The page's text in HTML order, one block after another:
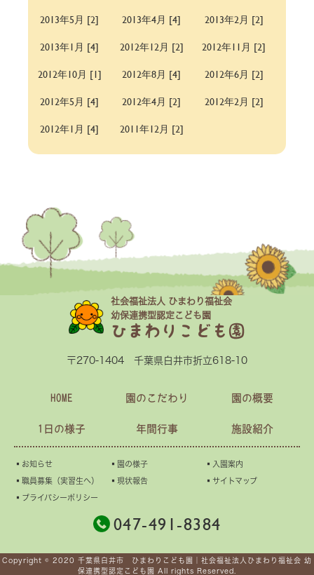
2013年5月 [2]
2013年4月 [4]
2013年2月 [2]
2013年1月 [4]
2012年12月 [2]
2012年11月 [2]
2012年10月 [1]
2012年8月 [4]
2012年6月 [2]
2012年5月 [4]
2012年4月 [2]
2012年2月 [2]
2012年1月 [4]
2011年12月 [2]
社会福祉法人 ひまわり福祉会
幼保連携型認定こども園
ひまわりこども園
〒270-1404 千葉県白井市折立618-10
HOME 園のこだわり 園の概要
1日の様子 年間行事 施設紹介
▪︎お知らせ ▪︎園の様子 ▪︎入園案内
▪︎職員募集（実習生へ） ▪︎現状報告 ▪︎サイトマップ
▪︎プライバシーポリシー
047-491-8384
Copyright © 2020 千葉県白井市 ひまわりこども園｜社会福祉法人ひまわり福祉会 幼
保連携型認定こども園 All rights Reserved.